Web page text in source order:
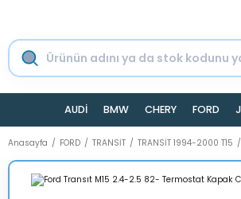
AUDİ BMW CHERY FORD
Anasayfa FORD TRANSİT TRANSİT 1994-2000 T15